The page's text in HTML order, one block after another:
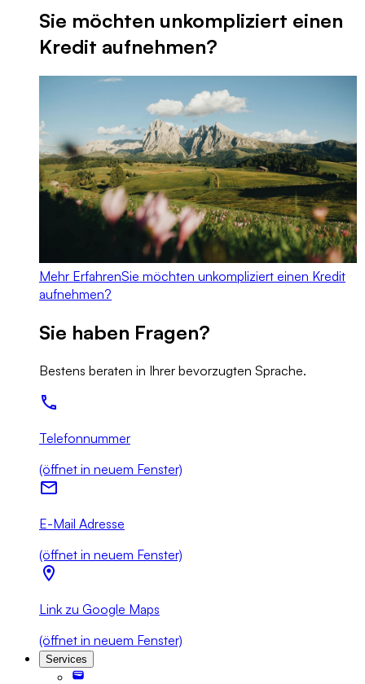
Sie möchten unkompliziert einen
Kredit aufnehmen?
Mehr ErfahrenSie möchten unkompliziert einen Kredit
aufnehmen?
Sie haben Fragen?
Bestens beraten in Ihrer bevorzugten Sprache.
Telefonnummer
(öffnet in neuem Fenster)
E-Mail Adresse
(öffnet in neuem Fenster)
Link zu Google Maps
(öffnet in neuem Fenster)
Services